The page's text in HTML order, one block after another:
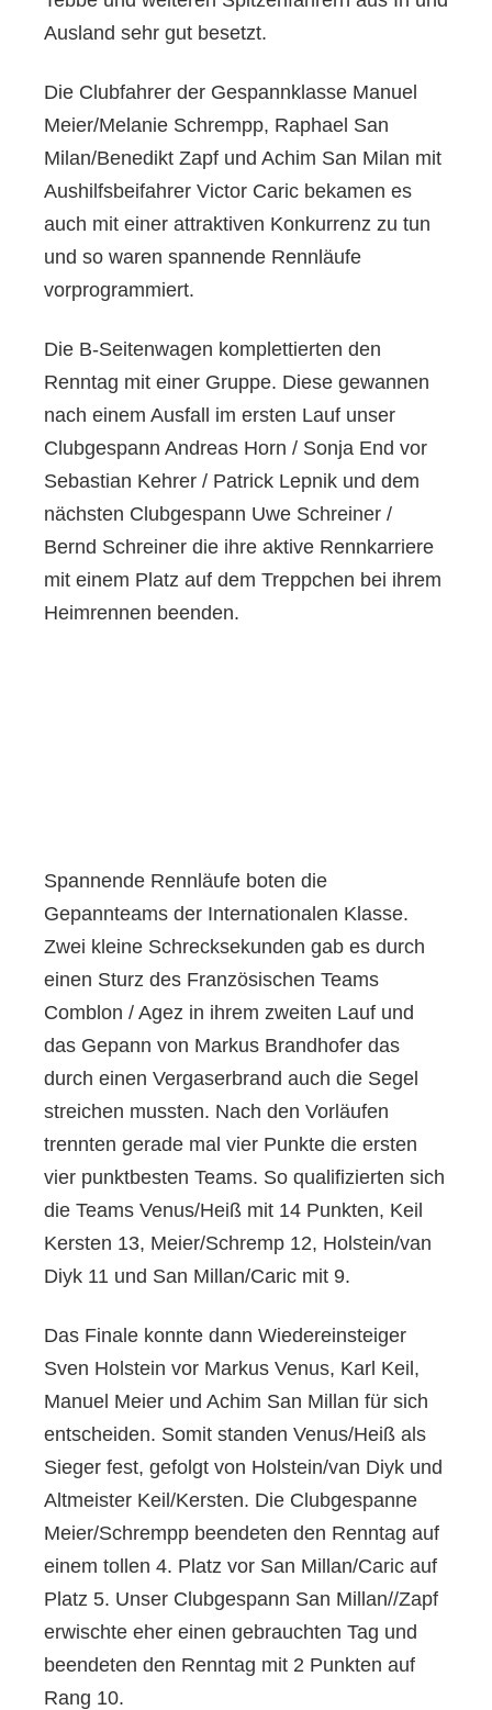
Ausland sehr gut besetzt.
Die Clubfahrer der Gespannklasse Manuel
Meier/Melanie Schrempp, Raphael San
Milan/Benedikt Zapf und Achim San Milan mit
Aushilfsbeifahrer Victor Caric bekamen es
auch mit einer attraktiven Konkurrenz zu tun
und so waren spannende Rennläufe
vorprogrammiert.
Die B-Seitenwagen komplettierten den
Renntag mit einer Gruppe. Diese gewannen
nach einem Ausfall im ersten Lauf unser
Clubgespann Andreas Horn / Sonja End vor
Sebastian Kehrer / Patrick Lepnik und dem
nächsten Clubgespann Uwe Schreiner /
Bernd Schreiner die ihre aktive Rennkarriere
mit einem Platz auf dem Treppchen bei ihrem
Heimrennen beenden.
Spannende Rennläufe boten die
Gepannteams der Internationalen Klasse.
Zwei kleine Schrecksekunden gab es durch
einen Sturz des Französischen Teams
Comblon / Agez in ihrem zweiten Lauf und
das Gepann von Markus Brandhofer das
durch einen Vergaserbrand auch die Segel
streichen mussten. Nach den Vorläufen
trennten gerade mal vier Punkte die ersten
vier punktbesten Teams. So qualifizierten sich
die Teams Venus/Heiß mit 14 Punkten, Keil
Kersten 13, Meier/Schremp 12, Holstein/van
Diyk 11 und San Millan/Caric mit 9.
Das Finale konnte dann Wiedereinsteiger
Sven Holstein vor Markus Venus, Karl Keil,
Manuel Meier und Achim San Millan für sich
entscheiden. Somit standen Venus/Heiß als
Sieger fest, gefolgt von Holstein/van Diyk und
Altmeister Keil/Kersten. Die Clubgespanne
Meier/Schrempp beendeten den Renntag auf
einem tollen 4. Platz vor San Millan/Caric auf
Platz 5. Unser Clubgespann San Millan//Zapf
erwischte eher einen gebrauchten Tag und
beendeten den Renntag mit 2 Punkten auf
Rang 10.